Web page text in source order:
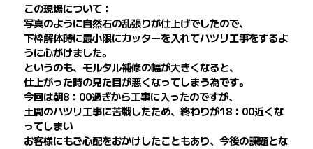
この現場について：
写真のように自然石の乱張りが仕上げでしたので、
下枠解体時に最小限にカッターを入れてハツリ工事をするよ
うに心がけました。
というのも、モルタル補修の幅が大きくなると、
仕上がった時の見た目が悪くなってしまう為です。
今回は朝8：00過ぎから工事に入ったのですが、
土間のハツリ工事に苦戦したため、終わりが18：00近くな
ってしまい
お客様にもご心配をおかけしたこともあり、今後の課題とな